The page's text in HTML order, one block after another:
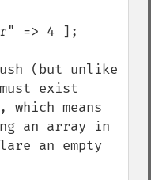
(but unlike
exist
means
an array in
an empty